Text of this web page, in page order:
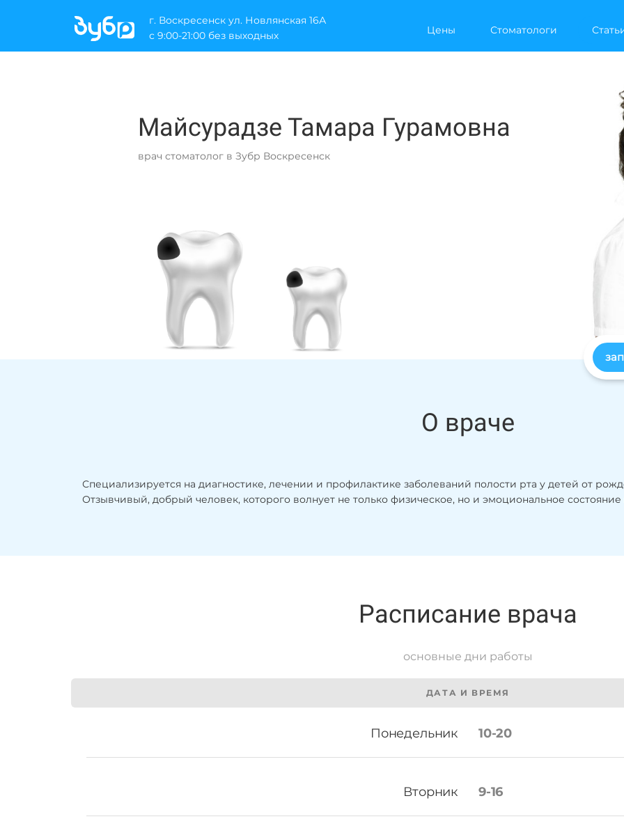
г. Воскресенск ул. Новлянская 16А
с 9:00-21:00 без выходных
Цены Стоматологи
Майсурадзе Тамара Гурамовна
врач стоматолог в Зубр Воскресенск
О враче
Специализируется на диагностике, лечении и профилактике заболеваний полости рта у детей от
Отзывчивый, добрый человек, которого волнует не только физическое, но и эмоциональное состояние
Расписание врача
основные дни работы
ДАТА И ВРЕМЯ
Понедельник 10-20
Вторник 9-16